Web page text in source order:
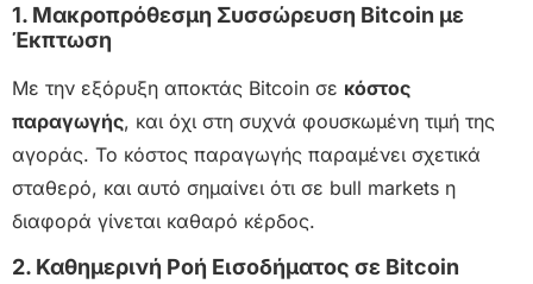
1. Μακροπρόθεσμη Συσσώρευση Bitcoin με
Έκπτωση
Με την εξόρυξη αποκτάς Bitcoin σε κόστος
παραγωγής, και όχι στη συχνά φουσκωμένη τιμή της
αγοράς. Το κόστος παραγωγής παραμένει σχετικά
σταθερό, και αυτό σημαίνει ότι σε bull markets η
διαφορά γίνεται καθαρό κέρδος.
2. Καθημερινή Ροή Εισοδήματος σε Bitcoin